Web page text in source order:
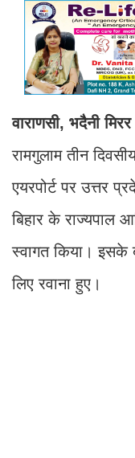
वाराणसी, भदैनी
रामगुलाम तीन
एयरपोर्ट पर उत्तर
बिहार के राज्यपाल
स्वागत किया। इसके
लिए रवाना हुए।